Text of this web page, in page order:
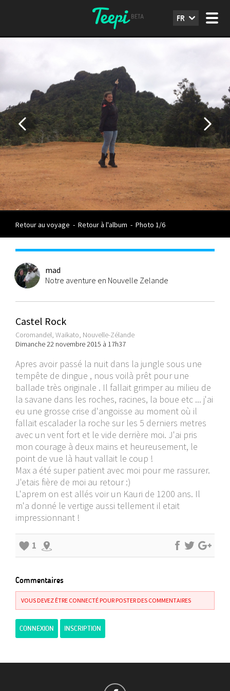
FR
Retour au voyage - Retour à l'album - Photo 1/6
mad
Notre aventure en Nouvelle Zelande
Castel Rock
Coromandel, Waikato, Nouvelle-Zélande
Dimanche 22 novembre 2015 à 17h37
Apres avoir passé la nuit dans la jungle sous une
tempête de dingue , nous voilà prêt pour une
ballade très originale . Il fallait grimper au milieu de
la savane dans les roches, racines, la boue etc ... j'ai
eu une grosse crise d'angoisse au moment où il
fallait escalader la roche sur les 5 derniers metres
avec un vent fort et le vide derrière moi. J'ai pris
mon courage à deux mains et heureusement, le
point de vue là haut vallait le coup !
Max a été super patient avec moi pour me rassurer.
J'etais fière de moi au retour :)
L'aprem on est allés voir un Kauri de 1200 ans. Il
m'a donné le vertige aussi tellement il etait
impressionnant !
1
Commentaires
VOUS DEVEZ ÊTRE CONNECTÉ POUR POSTER DES COMMENTAIRES
CONNEXION INSCRIPTION